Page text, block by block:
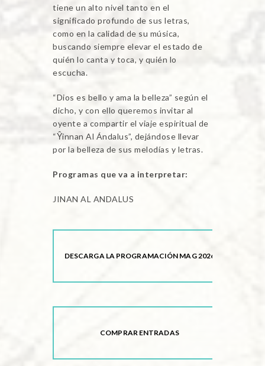
tiene un alto nivel tanto en el
significado profundo de sus letras,
como en la calidad de su música,
buscando siempre elevar el estado de
quién lo canta y toca, y quién lo
escucha.
“Dios es bello y ama la belleza” según el
dicho, y con ello queremos invitar al
oyente a compartir el viaje espiritual de
“Ŷinnan Al Ándalus”, dejándose llevar
por la belleza de sus melodías y letras.
Programas que va a interpretar:
JINAN AL ANDALUS
DESCARGA LA PROGRAMACIÓN MAG 2026
COMPRAR ENTRADAS